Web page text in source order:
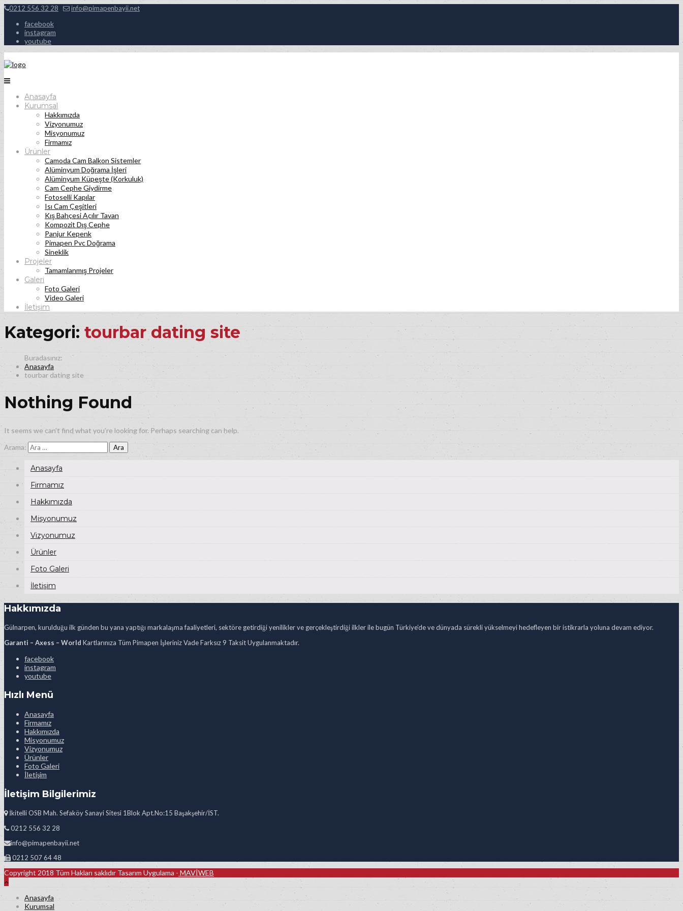
0212 556 32 28 info@pimapenbayii.net
facebook
instagram
youtube
Anasayfa
Kurumsal
Hakkımızda
Vizyonumuz
Misyonumuz
Firmamız
Ürünler
Camoda Cam Balkon Sistemler
Alüminyum Doğrama İşleri
Alüminyum Küpeşte (Korkuluk)
Cam Cephe Giydirme
Fotoselli Kapılar
Isı Cam Çeşitleri
Kış Bahçesi Açılır Tavan
Kompozit Dış Cephe
Panjur Kepenk
Pimapen Pvc Doğrama
Sineklik
Projeler
Tamamlanmış Projeler
Galeri
Foto Galeri
Video Galeri
İletişim
Kategori: tourbar dating site
Anasayfa
tourbar dating site
Nothing Found
It seems we can’t find what you’re looking for. Perhaps searching can help.
Arama:
Anasayfa
Firmamız
Hakkımızda
Misyonumuz
Vizyonumuz
Ürünler
Foto Galeri
İletişim
Hakkımızda
Gülnarpen, kurulduğu ilk günden bu yana yaptığı markalaşma faaliyetleri, sektöre getirdiği yenilikler ve gerçekleştirdiği ilkler ile bugün Türkiye’de ve dünyada sürekli yükselmeyi hedefleyen bir istikrarla yoluna devam ediyor.
Garanti – Axess – World Kartlarınıza Tüm Pimapen İşleriniz Vade Farksız 9 Taksit Uygulanmaktadır.
facebook
instagram
youtube
Hızlı Menü
Anasayfa
Firmamız
Hakkımızda
Misyonumuz
Vizyonumuz
Ürünler
Foto Galeri
İletişim
İletişim Bilgilerimiz
İkitelli OSB Mah. Sefaköy Sanayi Sitesi 1Blok Apt.No:15 Başakşehir/İST.
0212 556 32 28
info@pimapenbayii.net
0212 507 64 48
Copyright 2018 Tüm Hakları saklıdır Tasarım Uygulama - MAVİWEB
Anasayfa
Kurumsal